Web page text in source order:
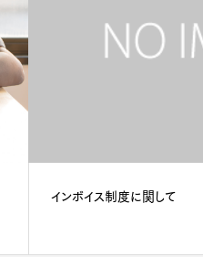
インボイス制度に関して